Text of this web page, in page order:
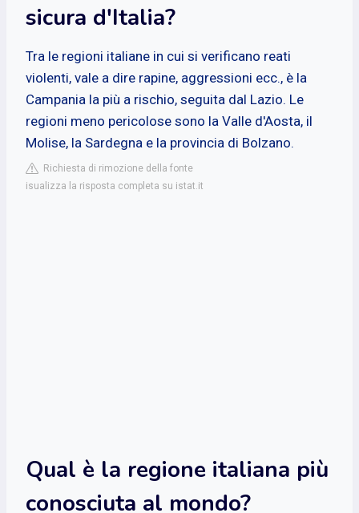
sicura d'Italia?
Tra le regioni italiane in cui si verificano reati
violenti, vale a dire rapine, aggressioni ecc., è la
Campania la più a rischio, seguita dal Lazio. Le
regioni meno pericolose sono la Valle d'Aosta, il
Molise, la Sardegna e la provincia di Bolzano.
Richiesta di rimozione della fonte
isualizza la risposta completa su istat.it
Qual è la regione italiana più
conosciuta al mondo?